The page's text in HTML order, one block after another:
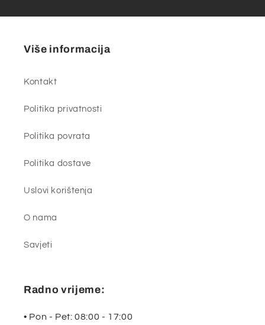
Više informacija
Kontakt
Politika privatnosti
Politika povrata
Politika dostave
Uslovi korištenja
O nama
Savjeti
Radno vrijeme:
• Pon - Pet: 08:00 - 17:00